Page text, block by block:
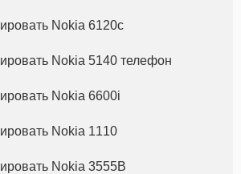
N97. Инст
Nokia 6120c
Nokia 5140 телефон
Nokia 6600i
Nokia 1110
Nokia 3555B